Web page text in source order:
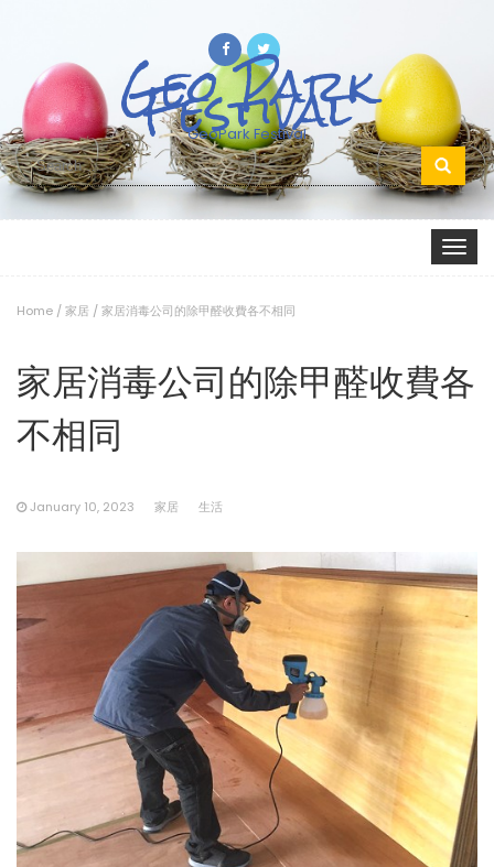
Geo Park
Festival
GeoPark Festival
Search
for:
Toggle
Home /家居 /家居消毒公司的除甲醛收費各不相同
家居消毒公司的除甲醛收費各
不相同
January 10, 2023 家居 生活